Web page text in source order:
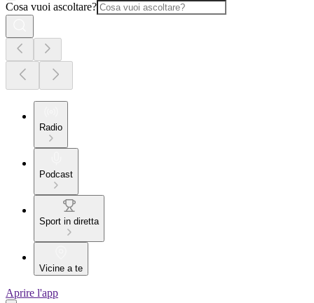
Cosa vuoi ascoltare?
Radio
Podcast
Sport in diretta
Vicine a te
Aprire l'app